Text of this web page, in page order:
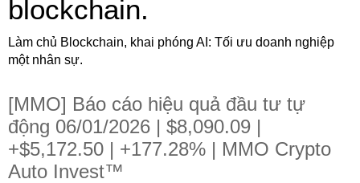
blockchain.
Làm chủ Blockchain, khai phóng AI: Tối ưu doanh nghiệp
một nhân sự.
[MMO] Báo cáo hiệu quả đầu tư tự
động 06/01/2026 | $8,090.09 |
+$5,172.50 | +177.28% | MMO Crypto
Auto Invest™